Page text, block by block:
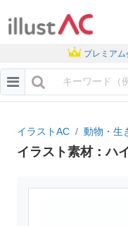
プレミア
イラストAC 動物・生
イラスト素材：ハ